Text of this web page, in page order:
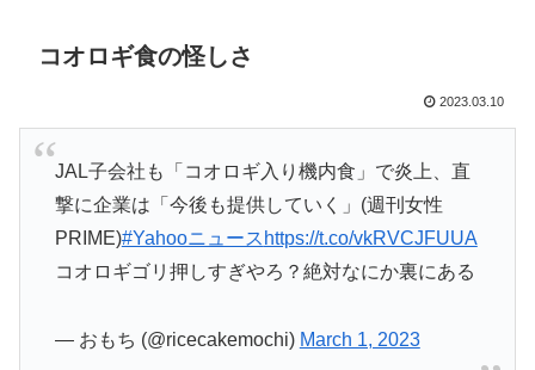
コオロギ食の怪しさ
2023.03.10
JAL子会社も「コオロギ入り機内食」で炎上、直
撃に企業は「今後も提供していく」(週刊女性
PRIME)#Yahooニュース https://t.co/vkRVCJFUUA
コオロギゴリ押しすぎやろ？絶対なにか裏にある
— おもち (@ricecakemochi) March 1, 2023